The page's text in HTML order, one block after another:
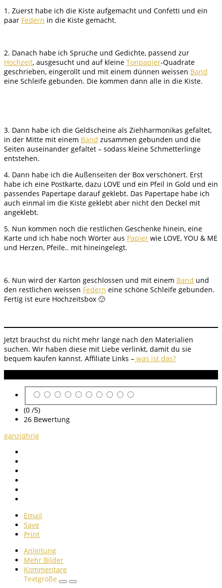
1. Zuerst habe ich die Kiste aufgemacht und Confetti und ein
paar Federn in die Kiste gemacht.
2. Danach habe ich Sprüche und Gedichte, passend zur
Hochzeit, ausgesucht und auf kleine Tonpapier-Quadrate
geschrieben, eingerollt und mit einem dünnen weissen Band
eine Schleife gebunden. Die kommen dann alle in die Kiste.
3. Dann habe ich die Geldscheine als Ziehharmonikas gefaltet,
in der Mitte mit einem Band zusammen gebunden und die
Seiten auseinander gefaltet – sodass kleine Schmetterlinge
entstehen.
4. Dann habe ich die Außenseiten der Box verschönert. Erst
habe ich eine Postkarte, dazu LOVE und ein Pfeil in Gold und ein
passendes Papertape darauf geklebt. Das Papertape habe ich
auch einmal im die Kiste geklebt aber nicht den Deckel mit
angeklebt.
5. Nun kommen noch die restlichen Geschenke hinein, eine
Karte und ich habe noch Wörter aus Papier wie LOVE, YOU & ME
und Herzen, Pfeile.. mit hineingelegt.
6. Nun wird der Karton geschlossen und mit einem Band und
den restlichen weissen Federn eine schöne Schleife gebunden.
Fertig ist eure Hochzeitsbox 🙂
Jetzt brauchst du nicht mehr lange nach den Materialien
suchen. Wir haben diese mit Liebe verlinkt, damit du sie
bequem kaufen kannst. Affiliate Links – was ist das?
(0 /5)
26 Bewertung
ganzjährig
Email
Save
Print
Anleitung
Mehr Bilder
Kommentare
Textgröße